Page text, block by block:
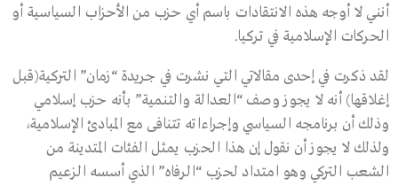
أنني لا أوجه هذه الانتقادات باسم أي حزب من الأحزاب السياسية أو
الحركات الإسلامية في تركيا.
لقد ذكرت في إحدى مقالاتي التي نشرت في جريدة “زمان” التركية(قبل
إغلاقها) أنه لا يجوز وصف “العدالة والتنمية” بأنه حزب إسلامي
وذلك أن برنامجه السياسي وإجراءاته تتنافى مع المبادئ الإسلامية،
ولذلك لا يجوز أن نقول إن هذا الحزب يمثل الفئات المتدينة من
الشعب التركي وهو امتداد لحزب “الرفاه” الذي أسسه الزعيم